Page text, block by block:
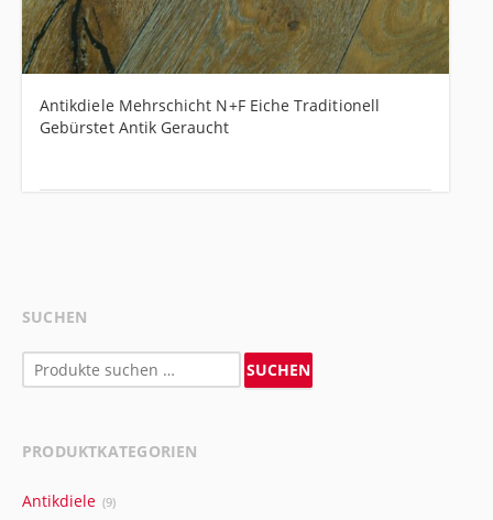
Antikdiele Mehrschicht N+F Eiche Traditionell
Gebürstet Antik Geraucht
SUCHEN
Suchen
nach:
SUCHEN
PRODUKTKATEGORIEN
Antikdiele (9)